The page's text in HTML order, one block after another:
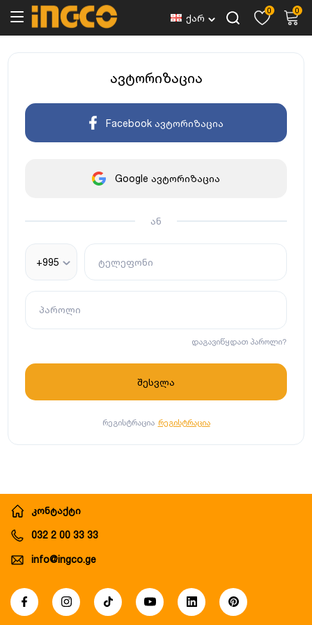
ქარ
0 0
ავტორიზაცია
Facebook ავტორიზაცია
Google ავტორიზაცია
ან
+995 ტელეფონი
პაროლი
დაგავიწყდათ პაროლი?
რეგისტრაცია რეგისტრაცია
კონტაქტი
032 2 00 33 33
info@ingco.ge